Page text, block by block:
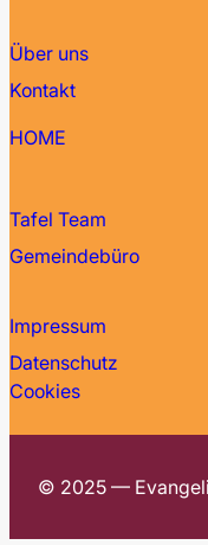
Über uns
Kontakt
HOME
Tafel Team
Gemeindebüro
Impressum
Datenschutz
Cookies
© 2025 —